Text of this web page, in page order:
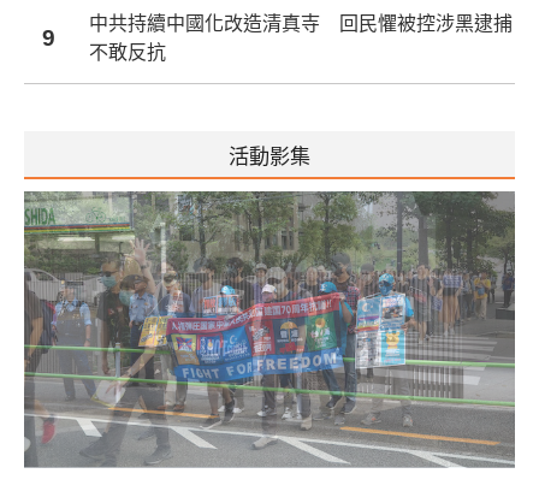
9
中共持續中國化改造清真寺 回民懼被控涉黑逮捕
不敢反抗
活動影集